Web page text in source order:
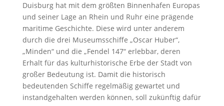
Duisburg hat mit dem größten Binnenhafen Europas
und seiner Lage an Rhein und Ruhr eine prägende
maritime Geschichte. Diese wird unter anderem
durch die drei Museumsschiffe „Oscar Huber“,
„Minden“ und die „Fendel 147“ erlebbar, deren
Erhalt für das kulturhistorische Erbe der Stadt von
großer Bedeutung ist. Damit die historisch
bedeutenden Schiffe regelmäßig gewartet und
instandgehalten werden können, soll zukünftig dafür